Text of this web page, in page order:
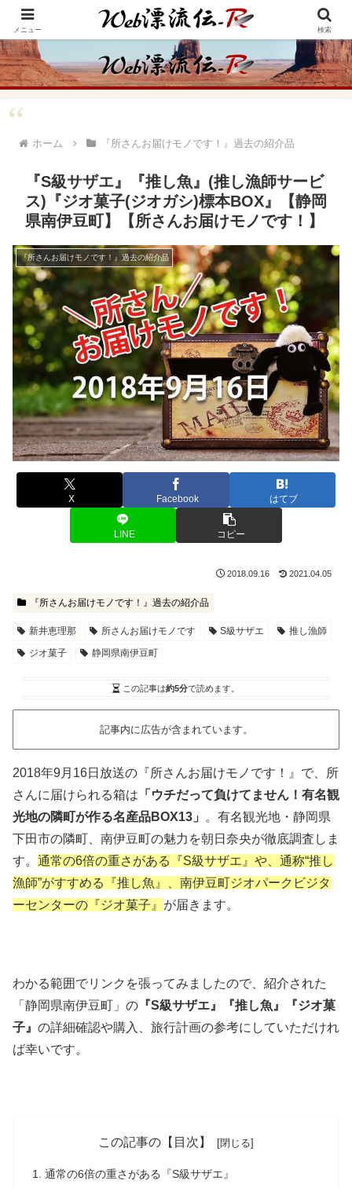
アメリカ・インディアンの思想・生き方からの学びをメインに、趣味や経験則
からの情報を発信
ホーム 『所さんお届けモノです！』過去の紹介品
『S級サザエ』『推し魚』(推し漁師サービ
ス)『ジオ菓子(ジオガシ)標本BOX』【静岡
県南伊豆町】【所さんお届けモノです！】
『所さんお届けモノです！』過去の紹介品
X Facebook はてブ
LINE コピー
2018.09.16 2021.04.05
『所さんお届けモノです！』過去の紹介品
新井恵理那 所さんお届けモノです S級サザエ
推し漁師
ジオ菓子
静岡県南伊豆町
この記事は約5分で読めます。
記事内に広告が含まれています。
2018年9月16日放送の『所さんお届けモノです！』で、所
さんに届けられる箱は 「ウチだって負けてません！有名観
光地の隣町が作る名産品BOX13」
。有名観光地・静岡県
下田市の隣町、南伊豆町の魅力を朝日奈央が徹底調査しま
す。 通常の6倍の重さがある『S級サザエ』や、通称“推し
漁師”がすすめる『推し魚』、南伊豆町ジオパークビジタ
ーセンターの『ジオ菓子』 が届きます。
わかる範囲でリンクを張ってみましたので、紹介された
「静岡県南伊豆町」の 『S級サザエ』『推し魚』『ジオ菓
子』 の詳細確認や購入、旅行計画の参考にしていただけれ
ば幸いです。
この記事の【目次】
通常の6倍の重さがある『S級サザエ』
メニュー 検索